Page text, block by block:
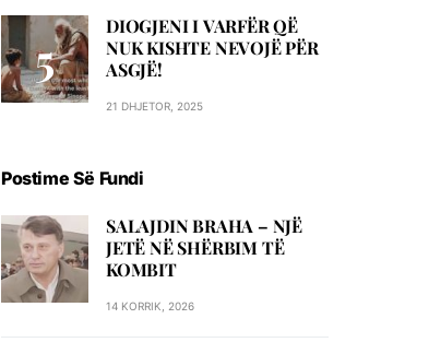
DIOGJENI I VARFËR QË
NUK KISHTE NEVOJË PËR
ASGJË!
21 DHJETOR, 2025
Postime Së Fundi
SALAJDIN BRAHA – NJЁ
JETЁ NЁ SHЁRBIM TЁ
KOMBIT
14 KORRIK, 2026